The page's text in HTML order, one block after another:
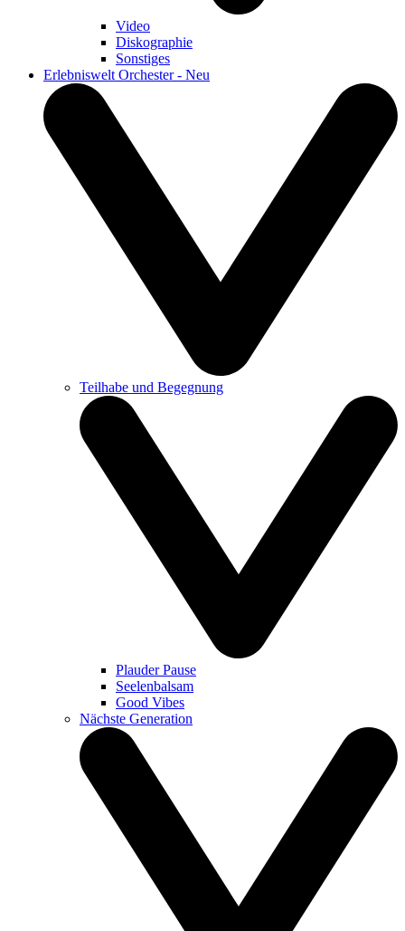
Video
Diskographie
Sonstiges
Erlebniswelt Orchester - Neu
Teilhabe und Begegnung
Plauder Pause
Seelenbalsam
Good Vibes
Nächste Generation